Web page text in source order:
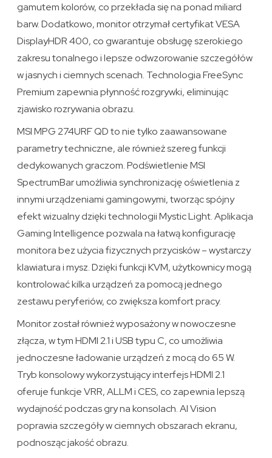
gamutem kolorów, co przekłada się na ponad miliard
barw. Dodatkowo, monitor otrzymał certyfikat VESA
DisplayHDR 400, co gwarantuje obsługę szerokiego
zakresu tonalnego i lepsze odwzorowanie szczegółów
w jasnych i ciemnych scenach. Technologia FreeSync
Premium zapewnia płynność rozgrywki, eliminując
zjawisko rozrywania obrazu.
MSI MPG 274URF QD to nie tylko zaawansowane
parametry techniczne, ale również szereg funkcji
dedykowanych graczom. Podświetlenie MSI
SpectrumBar umożliwia synchronizację oświetlenia z
innymi urządzeniami gamingowymi, tworząc spójny
efekt wizualny dzięki technologii Mystic Light. Aplikacja
Gaming Intelligence pozwala na łatwą konfigurację
monitora bez użycia fizycznych przycisków – wystarczy
klawiatura i mysz. Dzięki funkcji KVM, użytkownicy mogą
kontrolować kilka urządzeń za pomocą jednego
zestawu peryferiów, co zwiększa komfort pracy.
Monitor został również wyposażony w nowoczesne
złącza, w tym HDMI 2.1 i USB typu C, co umożliwia
jednoczesne ładowanie urządzeń z mocą do 65 W.
Tryb konsolowy wykorzystujący interfejs HDMI 2.1
oferuje funkcje VRR, ALLM i CES, co zapewnia lepszą
wydajność podczas gry na konsolach. AI Vision
poprawia szczegóły w ciemnych obszarach ekranu,
podnosząc jakość obrazu.